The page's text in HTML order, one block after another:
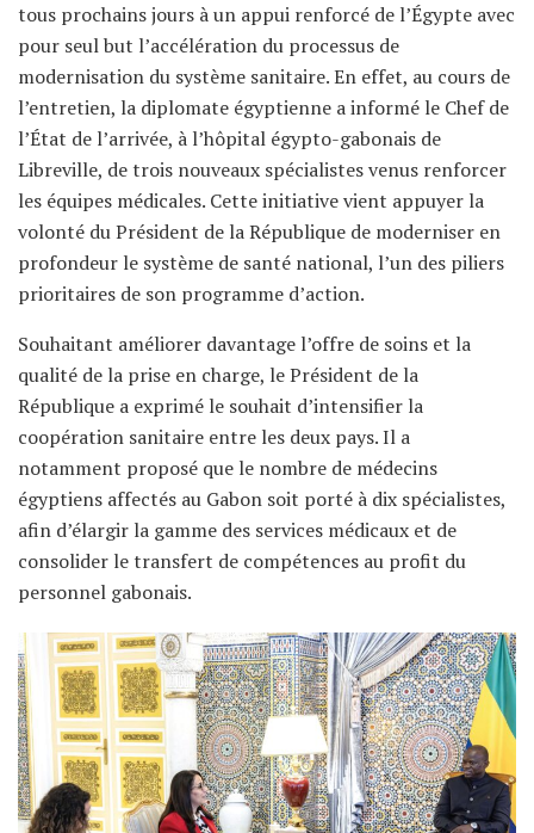
tous prochains jours à un appui renforcé de l’Égypte avec
pour seul but l’accélération du processus de
modernisation du système sanitaire. En effet, au cours de
l’entretien, la diplomate égyptienne a informé le Chef de
l’État de l’arrivée, à l’hôpital égypto-gabonais de
Libreville, de trois nouveaux spécialistes venus renforcer
les équipes médicales. Cette initiative vient appuyer la
volonté du Président de la République de moderniser en
profondeur le système de santé national, l’un des piliers
prioritaires de son programme d’action.
Souhaitant améliorer davantage l’offre de soins et la
qualité de la prise en charge, le Président de la
République a exprimé le souhait d’intensifier la
coopération sanitaire entre les deux pays. Il a
notamment proposé que le nombre de médecins
égyptiens affectés au Gabon soit porté à dix spécialistes,
afin d’élargir la gamme des services médicaux et de
consolider le transfert de compétences au profit du
personnel gabonais.